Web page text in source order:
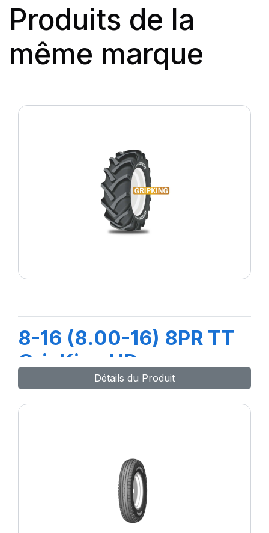
Produits de la
même marque
8-16 (8.00-16) 8PR TT
GripKing HD
Détails du Produit